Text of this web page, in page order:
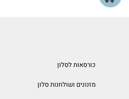
כורסאות לסלון
מזנונים ושולחנות סלון